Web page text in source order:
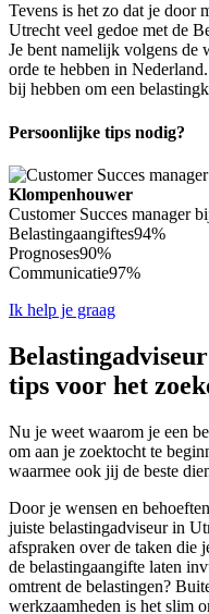
Tevens is het zo dat je door
Utrecht veel gedoe met de
Je bent namelijk volgens de
orde te hebben in
bij hebben om een
Persoonlijke tips nodig?
Klompenhouwer
Customer Succes manager
Belastingaangiftes94%
Prognoses90%
Communicatie97%
Ik help je graag
tips voor het
Nu je weet waarom je een
om aan je zoektocht te
waarmee ook jij de beste
Door je wensen en
juiste belastingadviseur in
afspraken over de taken die
de belastingaangifte laten
omtrent de belastingen?
werkzaamheden is het slim